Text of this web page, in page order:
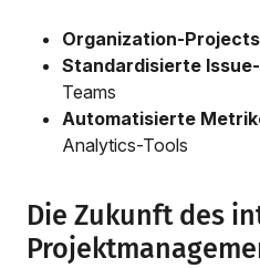
Organization-Projects
Standardisierte
Teams
Automatisierte
Analytics-Tools
Die Zukunft des